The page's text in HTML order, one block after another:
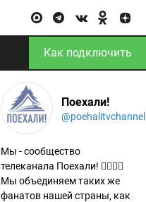
Как подключить
Поехали!
@poehalitvchannel
Мы - сообщество
телеканала Поехали! 🙋‍♂️🙋‍♀️
Мы объединяем таких же
фанатов нашей страны, как